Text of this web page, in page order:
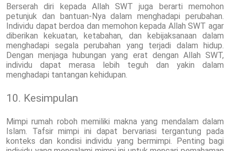
Berserah diri kepada Allah SWT juga berarti memohon
petunjuk dan bantuan-Nya dalam menghadapi perubahan.
Individu dapat berdoa dan memohon kepada Allah SWT agar
diberikan kekuatan, ketabahan, dan kebijaksanaan dalam
menghadapi segala perubahan yang terjadi dalam hidup.
Dengan menjaga hubungan yang erat dengan Allah SWT,
individu dapat merasa lebih teguh dan yakin dalam
menghadapi tantangan kehidupan.
10. Kesimpulan
Mimpi rumah roboh memiliki makna yang mendalam dalam
Islam. Tafsir mimpi ini dapat bervariasi tergantung pada
konteks dan kondisi individu yang bermimpi. Penting bagi